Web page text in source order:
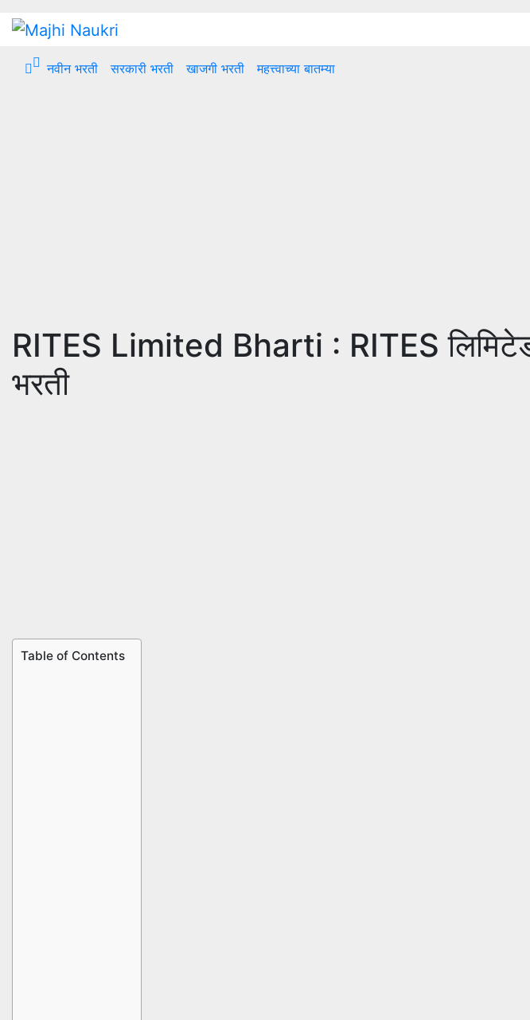
नवीन भरती
सरकारी भरती खाजगी भरती महत्त्वाच्या बातम्या
RITES Limited Bharti : RITES लिमिटेड
भरती
Table of Contents